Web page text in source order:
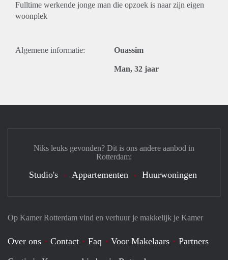
Fulltime werkende jonge man die opzoek is naar zijn eigen
woonplek
Algemene informatie: Ouassim
Man, 32 jaar
Op Kamer Rotterdam vind en verhuur je makkelijk je Kamer
Over ons Contact Faq Voor Makelaars
Partners
Niks leuks gevonden? Dit is ons andere aanbod in
Rotterdam:
Studio's Appartementen Huurwoningen